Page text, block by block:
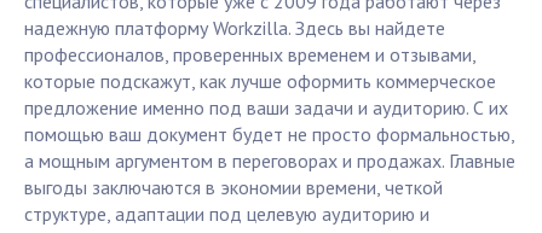
надежную платформу Workzilla. Здесь вы найдете
профессионалов, проверенных временем и отзывами,
которые подскажут, как лучше оформить коммерческое
предложение именно под ваши задачи и аудиторию. С их
помощью ваш документ будет не просто формальностью,
а мощным аргументом в переговорах и продажах. Главные
выгоды заключаются в экономии времени, четкой
структуре, адаптации под целевую аудиторию и